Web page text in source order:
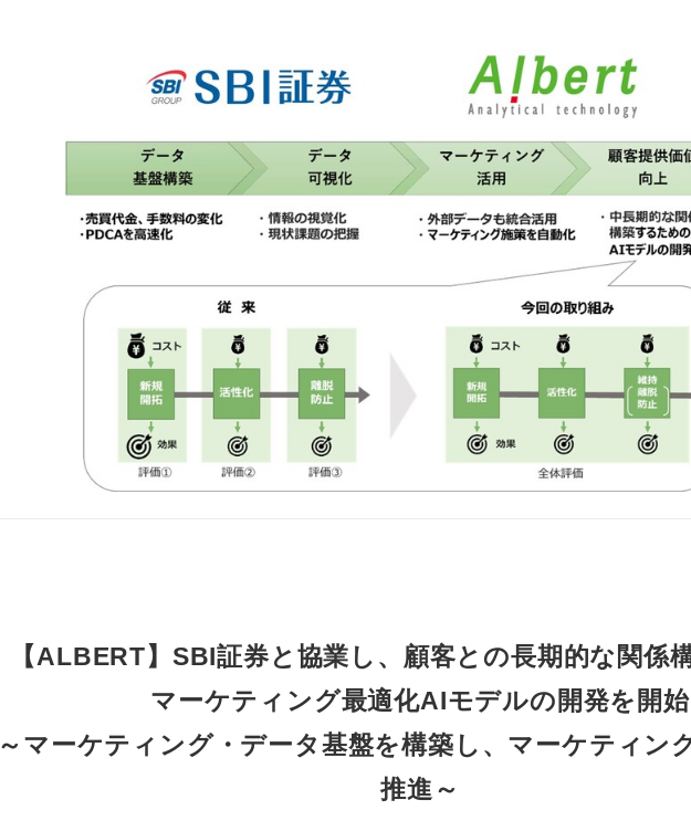
【ALBERT】SBI証券と協業し、顧客との長期的な関係
マーケティング最適化AIモデルの開発を開始
～マーケティング・データ基盤を構築し、マーケティン
推進～